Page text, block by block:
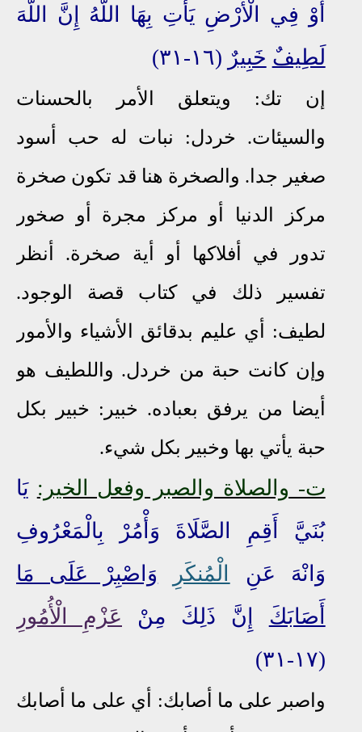
أَوْ فِي الْأَرْضِ يَأْتِ بِهَا اللَّهُ إِنَّ اللَّهَ
لَطِيفٌ خَبِيرٌ (١٦-٣١)
إن تك: ويتعلق الأمر بالحسنات
والسيئات. خردل: نبات له حب أسود
صغير جدا. والصخرة هنا قد تكون صخرة
مركز الدنيا أو مركز مجرة أو صخور
تدور في أفلاكها أو أية صخرة. أنظر
تفسير ذلك في كتاب قصة الوجود.
لطيف: أي عليم بدقائق الأشياء والأمور
وإن كانت حبة من خردل. واللطيف هو
أيضا من يرفق بعباده. خبير: خبير بكل
حبة يأتي بها وخبير بكل شيء.
ت- والصلاة والصبر وفعل الخير: يَا
بُنَيَّ أَقِمِ الصَّلَاةَ وَأْمُرْ بِالْمَعْرُوفِ
وَانْهَ عَنِ
الْمُنكَرِ
وَاصْبِرْ عَلَى مَا
أَصَابَكَ إِنَّ ذَلِكَ مِنْ عَزْمِ الْأُمُورِ
(١٧-٣١)
واصبر على ما أصابك: أي على ما أصابك